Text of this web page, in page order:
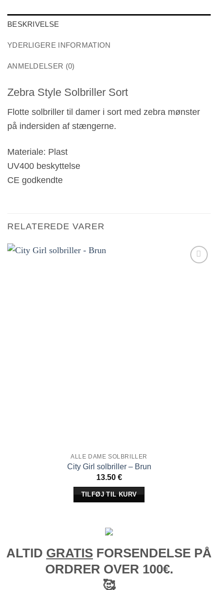
BESKRIVELSE
YDERLIGERE INFORMATION
ANMELDELSER (0)
Zebra Style Solbriller Sort
Flotte solbriller til damer i sort med zebra mønster
på indersiden af stængerne.
Materiale: Plast
UV400 beskyttelse
CE godkendte
RELATEREDE VARER
ALLE DAME SOLBRILLER
City Girl solbriller – Brun
13.50 €
TILFØJ TIL KURV
ALTID GRATIS FORSENDELSE PÅ
ORDRER OVER 100€.
🥰